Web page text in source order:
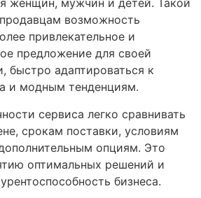
женщин, мужчин и детей. Такой
возможность
привлекательное и
предложение для своей
быстро адаптироваться к
и модным тенденциям.
сервиса легко сравнивать
срокам поставки, условиям
опциям. Это
оптимальных решений и
бизнеса.